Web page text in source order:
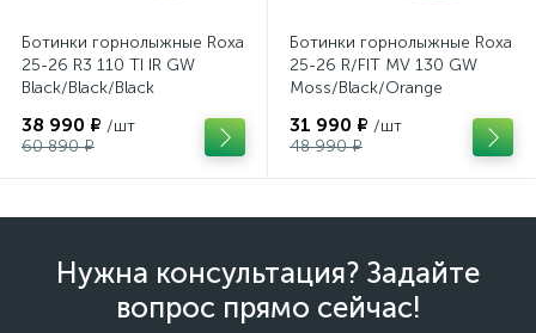
Ботинки горнолыжные Roxa
25-26 R3 110 TI IR GW
Black/Black/Black
38 990 ₽ /шт
60 890 ₽
Ботинки горнолыжные Roxa
25-26 R/FIT MV 130 GW
Moss/Black/Orange
31 990 ₽ /шт
48 990 ₽
Нужна консультация? Задайте
вопрос прямо сейчас!